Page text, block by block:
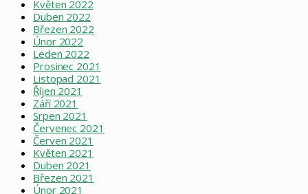
Květen 2022
Duben 2022
Březen 2022
Únor 2022
Leden 2022
Prosinec 2021
Listopad 2021
Říjen 2021
Září 2021
Srpen 2021
Červenec 2021
Červen 2021
Květen 2021
Duben 2021
Březen 2021
Únor 2021